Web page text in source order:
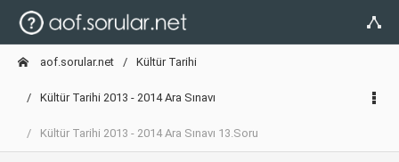
aof.sorular.net Kültür Tarihi
Kültür Tarihi 2013 - 2014 Ara Sınavı
Kültür Tarihi 2013 - 2014 Ara Sınavı 13.Soru